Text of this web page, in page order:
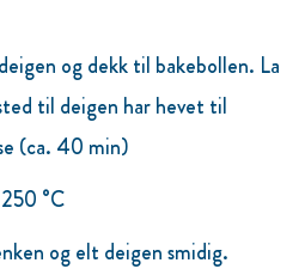
og dekk til bakebollen. La
til deigen har hevet til
(ca. 40 min)
°C
og elt deigen smidig.